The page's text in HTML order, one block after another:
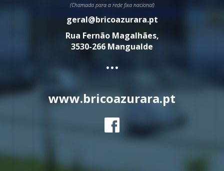
(Chamada para a rede fixa nacional)
geral@bricoazurara.pt
Rua Fernão Magalhães,
3530-266 Mangualde
...
www.bricoazurara.pt